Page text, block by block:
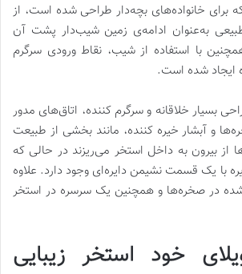
برای خانواده‌های بچه‌دار طراحی شده است، از
به‌عنوان ادامه‌ی زمین شیب‌دار پشت آن
با استفاده از شیب، نقاط ورودی سرگرم
ایجاد شده است.
بسیار خلاقانه و سرگرم کننده، اتاق‌های مدور
و آبشار خیره کننده، مانند بخشی از طبیعت
از بیرون به داخل استخر می‌ریزند در حالی که
با یک قسمت نشیمن دایره‌ای وجود دارد. علاوه
شده در صخره‌ها و همچنین یک سرسره در استخر
خود استخر زیبایی